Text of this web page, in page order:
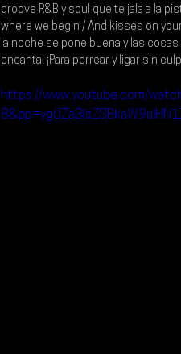
groove R&B y soul que te jala a la
where we begin / And kisses on
la noche se pone buena y las
encanta. ¡Para perrear y ligar sin
https://www.youtube.com/